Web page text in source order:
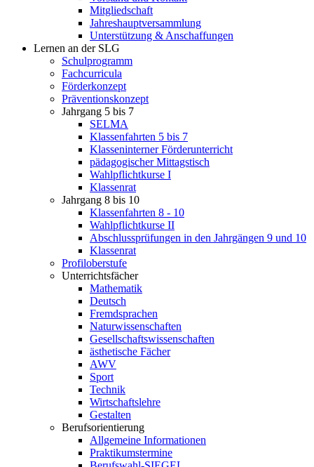
Mitgliedschaft
Jahreshauptversammlung
Unterstützung & Anschaffungen
Lernen an der SLG
Schulprogramm
Fachcurricula
Förderkonzept
Präventionskonzept
Jahrgang 5 bis 7
SELMA
Klassenfahrten 5 bis 7
Klasseninterner Förderunterricht
pädagogischer Mittagstisch
Wahlpflichtkurse I
Klassenrat
Jahrgang 8 bis 10
Klassenfahrten 8 - 10
Wahlpflichtkurse II
Abschlussprüfungen in den Jahrgängen 9 und 10
Klassenrat
Profiloberstufe
Unterrichtsfächer
Mathematik
Deutsch
Fremdsprachen
Naturwissenschaften
Gesellschaftswissenschaften
ästhetische Fächer
AWV
Sport
Technik
Wirtschaftslehre
Gestalten
Berufsorientierung
Allgemeine Informationen
Praktikumstermine